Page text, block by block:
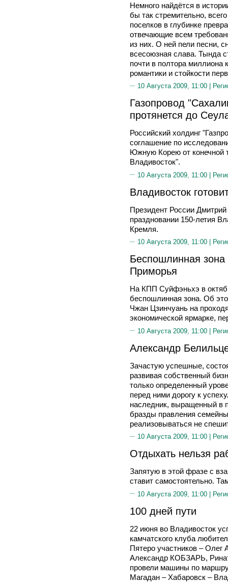
Немного найдётся в
бы так стремительно,
поселков в глубинке
отвечающие всем
из них. О ней пели песни,
всесоюзная слава. Тында
почти в полтора
романтики и стойкости
10 Августа 2009, 11:00 |
Газопровод
протянется до
Российский холдинг
соглашение по
Южную Корею от конечной
Владивосток".
10 Августа 2009, 11:00 |
Владивосток
Президент России
праздновании 150-летия
Кремля.
10 Августа 2009, 11:00 |
Беспошлинная зона
Приморья
На КПП Суйфэньхэ в
беспошлинная зона. Об
Чжан Цзинчуань на
экономической ярмарке,
10 Августа 2009, 11:00 |
Александр
Зачастую успешные,
развивая собственный
только определенный
перед ними дорогу к
наследник, выращенный в
бразды правления
реализовываться не
10 Августа 2009, 11:00 |
Отдыхать нельзя
Запятую в этой фразе с
ставит самостоятельно.
10 Августа 2009, 11:00 |
100 дней пути
22 июня во Владивосток
камчатского клуба
Пятеро участников –
Александр КОБЗАРЬ,
провели машины по
Магадан – Хабаровск –